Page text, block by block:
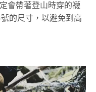
會帶著登山時穿的襪
的尺寸，以避免到高